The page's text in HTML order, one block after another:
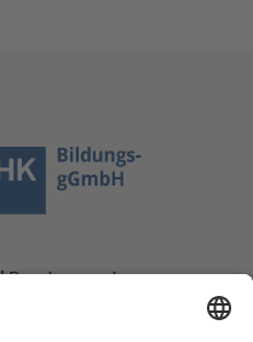
Beratung unter: